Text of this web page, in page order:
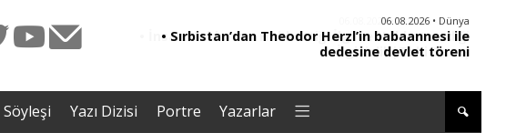
• Yorum - Analiz
Savaş
06.08.2026 • Dünya
• Sırbistan’dan Theodor Herzl’in babaannesi ile
dedesine devlet töreni
Söyleşi Yazı Dizisi Portre Yazarlar